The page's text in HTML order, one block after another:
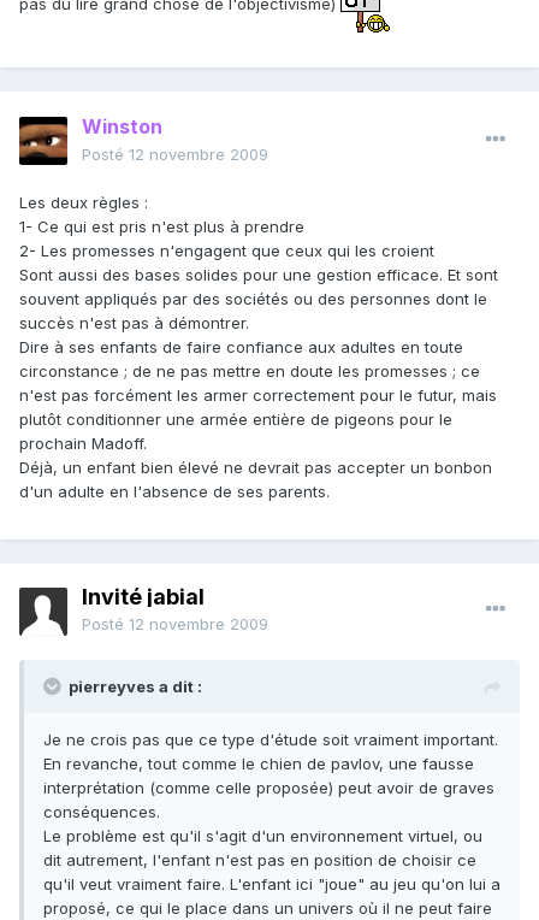
Winston
Posté 12 novembre 2009
Les deux règles :
1- Ce qui est pris n'est plus à prendre
2- Les promesses n'engagent que ceux qui les croient
Sont aussi des bases solides pour une gestion efficace. Et sont
souvent appliqués par des sociétés ou des personnes dont le
succès n'est pas à démontrer.
Dire à ses enfants de faire confiance aux adultes en toute
circonstance ; de ne pas mettre en doute les promesses ; ce
n'est pas forcément les armer correctement pour le futur, mais
plutôt conditionner une armée entière de pigeons pour le
prochain Madoff.
Déjà, un enfant bien élevé ne devrait pas accepter un bonbon
d'un adulte en l'absence de ses parents.
Invité jabial
Posté 12 novembre 2009
pierreyves a dit :
Je ne crois pas que ce type d'étude soit vraiment important.
En revanche, tout comme le chien de pavlov, une fausse
interprétation (comme celle proposée) peut avoir de graves
conséquences.
Le problème est qu'il s'agit d'un environnement virtuel, ou
dit autrement, l'enfant n'est pas en position de choisir ce
qu'il veut vraiment faire. L'enfant ici "joue" au jeu qu'on lui a
proposé, ce qui le place dans un univers où il ne peut faire